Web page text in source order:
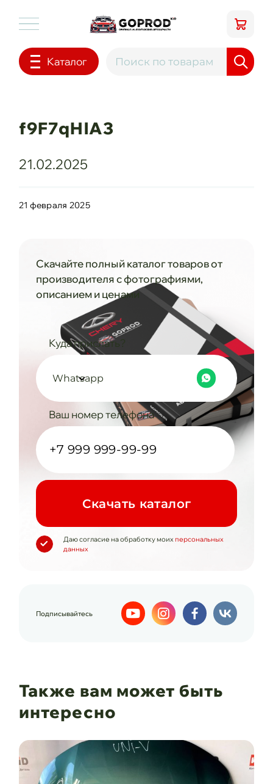
Каталог
f9F7qHlA3
21.02.2025
21 февраля 2025
Скачайте полный каталог товаров от
производителя с фотографиями,
описанием и ценами
Куда прислать?
Whatsapp
Ваш номер телефона
Cкачать каталог
Даю согласие на обработку моих персональных
данных
Подписывайтесь
Также вам может быть
интересно